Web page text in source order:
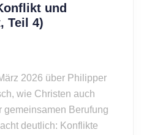
und
Teil 4)
Berufung
(Versöhnt,
Teil
4)
wie Christen auch
gemeinsamen Berufung
deutlich: Konflikte